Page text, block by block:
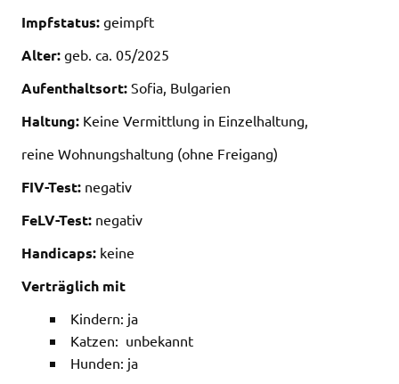
Impfstatus: geimpft
Alter: geb. ca. 05/2025
Aufenthaltsort: Sofia, Bulgarien
Haltung: Keine Vermittlung in Einzelhaltung,
reine Wohnungshaltung (ohne Freigang)
FIV-Test: negativ
FeLV-Test: negativ
Handicaps: keine
Verträglich mit
Kindern: ja
Katzen: unbekannt
Hunden: ja